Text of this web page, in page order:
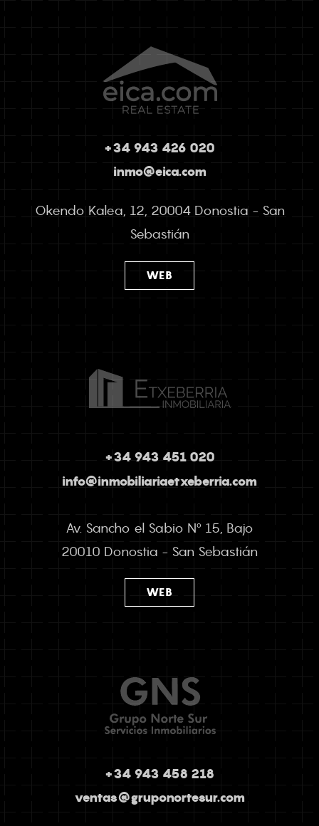
+34 943 426 020
inmo@eica.com
Okendo Kalea, 12, 20004 Donostia - San
Sebastián
WEB
+34 943 451 020
info@inmobiliariaetxeberria.com
Av. Sancho el Sabio Nº 15, Bajo
20010 Donostia - San Sebastián
WEB
+34 943 458 218
ventas@gruponortesur.com